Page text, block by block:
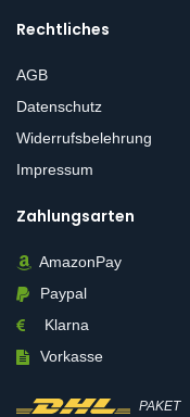
Rechtliches
AGB
Datenschutz
Widerrufsbelehrung
Impressum
Zahlungsarten
AmazonPay
Paypal
Klarna
Vorkasse
PAKET